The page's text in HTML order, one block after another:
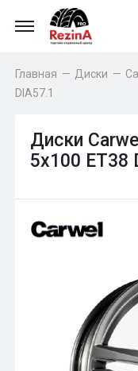
Главная — Диски —
DIA57.1
Диски
5x100 ET38